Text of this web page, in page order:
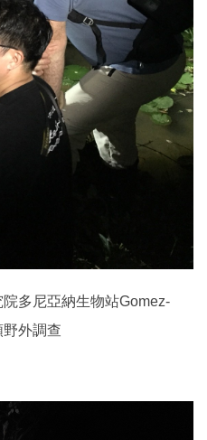
多尼亞納生物站Gomez-
外調查